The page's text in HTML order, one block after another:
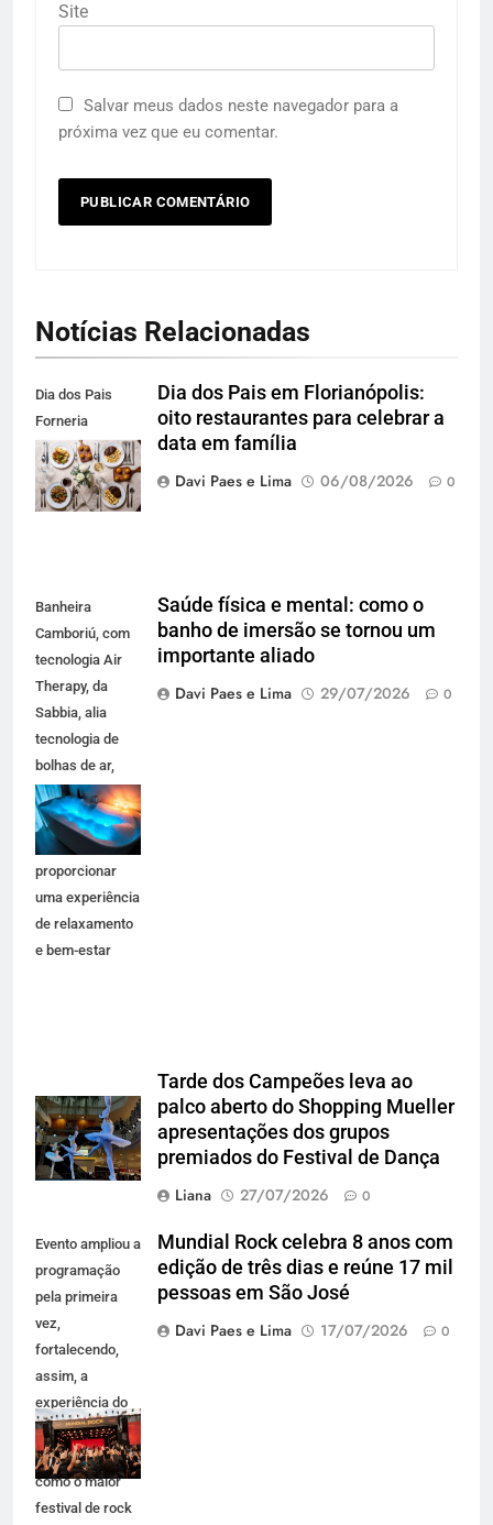
Site
Salvar meus dados neste navegador para a
próxima vez que eu comentar.
Notícias Relacionadas
Dia dos Pais
Forneria
Carbone. Foto
Agência Blend
Dia dos Pais em Florianópolis:
oito restaurantes para celebrar a
data em família
Davi Paes e Lima
06/08/2026 0
Banheira
Camboriú, com
tecnologia Air
Therapy, da
Sabbia, alia
tecnologia de
bolhas de ar,
iluminação em
LED e design
premium para
proporcionar
uma experiência
de relaxamento
e bem-estar
Saúde física e mental: como o
banho de imersão se tornou um
importante aliado
Davi Paes e Lima
29/07/2026 0
Tarde dos Campeões leva ao
palco aberto do Shopping Mueller
apresentações dos grupos
premiados do Festival de Dança
Liana
27/07/2026 0
Evento ampliou a
programação
pela primeira
vez,
fortalecendo,
assim, a
experiência do
público e se
consolidando
como o maior
festival de rock
Mundial Rock celebra 8 anos com
edição de três dias e reúne 17 mil
pessoas em São José
Davi Paes e Lima
17/07/2026 0